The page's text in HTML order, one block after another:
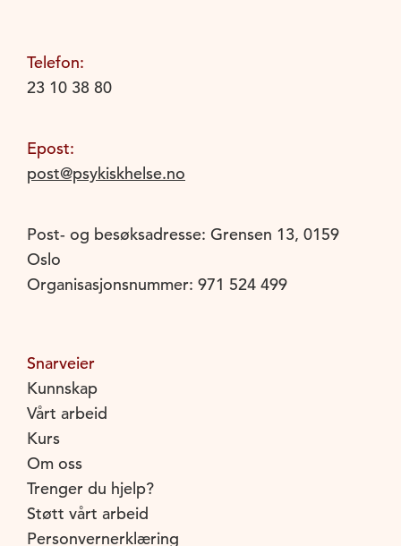
Telefon:
23 10 38 80
Epost:
post@psykiskhelse.no
Post- og besøksadresse: Grensen 13, 0159
Oslo
Organisasjonsnummer: 971 524 499
Snarveier
Kunnskap
Vårt arbeid
Kurs
Om oss
Trenger du hjelp?
Støtt vårt arbeid
Personvernerklæring